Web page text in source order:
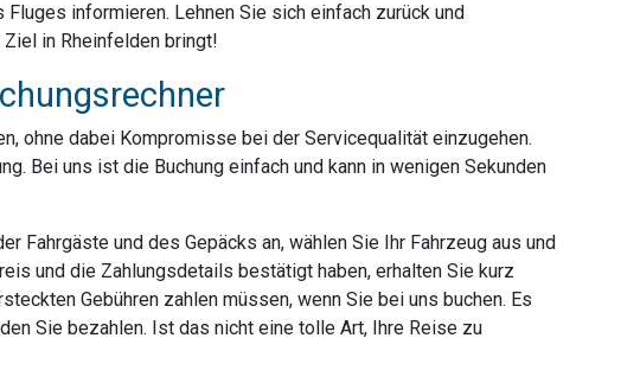
informieren. Lehnen Sie sich einfach zurück und
in Rheinfelden bringt!
ohne dabei Kompromisse bei der Servicequalität einzugehen.
Bei uns ist die Buchung einfach und kann in wenigen Sekunden
Fahrgäste und des Gepäcks an, wählen Sie Ihr Fahrzeug aus und
und die Zahlungsdetails bestätigt haben, erhalten Sie kurz
Gebühren zahlen müssen, wenn Sie bei uns buchen. Es
Sie bezahlen. Ist das nicht eine tolle Art, Ihre Reise zu